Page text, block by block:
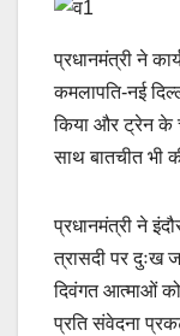
प्रधानमंत्री ने
कमलापति-नई
किया और ट्रेन के
साथ बातचीत भी
प्रधानमंत्री ने
त्रासदी पर
दिवंगत आत्माओं को
प्रति संवेदना